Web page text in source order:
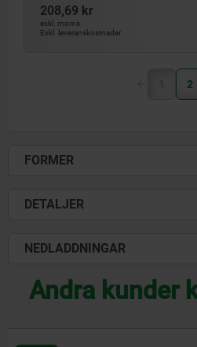
208,69 kr
exkl. moms
Exkl. leveranskostnader
1 2
FORMER
DETALJER
NEDLADDNINGAR
Andra kunder